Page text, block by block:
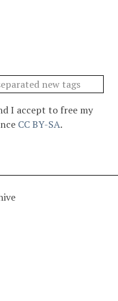
I accept to free my
CC BY-SA.